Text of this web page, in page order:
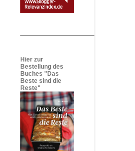
Hier zur
Bestellung des
Buches "Das
Beste sind die
Reste"